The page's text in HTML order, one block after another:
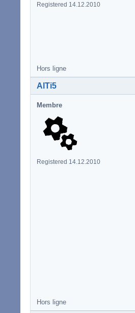
Registered 14.12.2010
Hors ligne
AlTi5
Membre
Registered 14.12.2010
Hors ligne